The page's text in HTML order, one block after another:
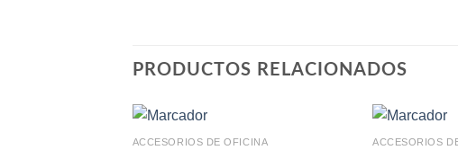
PRODUCTOS RELACIONADOS
ACCESORIOS DE OFICINA ACCESORIOS